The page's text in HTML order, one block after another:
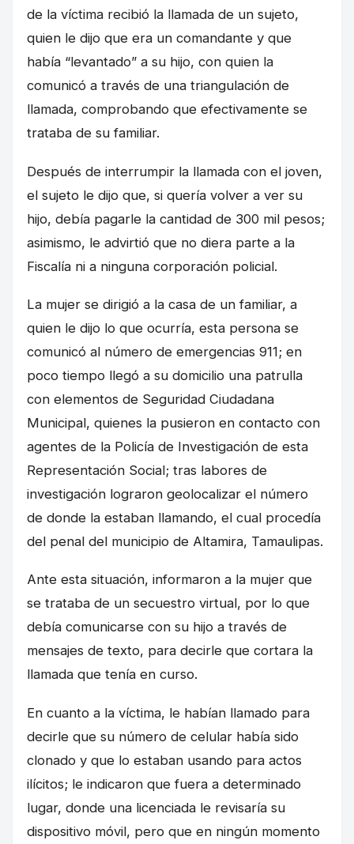
de la víctima recibió la llamada de un sujeto,
quien le dijo que era un comandante y que
había “levantado” a su hijo, con quien la
comunicó a través de una triangulación de
llamada, comprobando que efectivamente se
trataba de su familiar.
Después de interrumpir la llamada con el joven,
el sujeto le dijo que, si quería volver a ver su
hijo, debía pagarle la cantidad de 300 mil pesos;
asimismo, le advirtió que no diera parte a la
Fiscalía ni a ninguna corporación policial.
La mujer se dirigió a la casa de un familiar, a
quien le dijo lo que ocurría, esta persona se
comunicó al número de emergencias 911; en
poco tiempo llegó a su domicilio una patrulla
con elementos de Seguridad Ciudadana
Municipal, quienes la pusieron en contacto con
agentes de la Policía de Investigación de esta
Representación Social; tras labores de
investigación lograron geolocalizar el número
de donde la estaban llamando, el cual procedía
del penal del municipio de Altamira, Tamaulipas.
Ante esta situación, informaron a la mujer que
se trataba de un secuestro virtual, por lo que
debía comunicarse con su hijo a través de
mensajes de texto, para decirle que cortara la
llamada que tenía en curso.
En cuanto a la víctima, le habían llamado para
decirle que su número de celular había sido
clonado y que lo estaban usando para actos
ilícitos; le indicaron que fuera a determinado
lugar, donde una licenciada le revisaría su
dispositivo móvil, pero que en ningún momento